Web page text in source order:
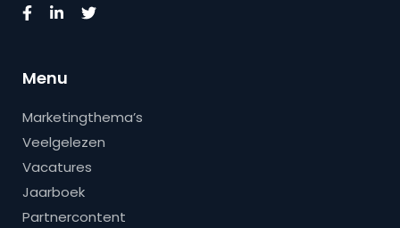
Menu
Marketingthema’s
Veelgelezen
Vacatures
Jaarboek
Partnercontent